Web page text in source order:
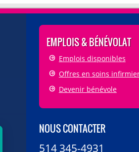
EMPLOIS & BÉNÉVOLAT
Emplois disponibles
Offres en soins
Devenir bénévole
NOUS CONTACTER
514 345-4931